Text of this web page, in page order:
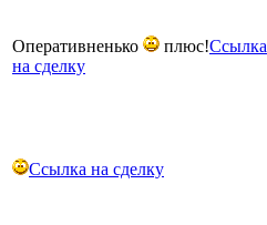
Оперативненько плюс!Ссылка
на сделку
Ссылка на сделку